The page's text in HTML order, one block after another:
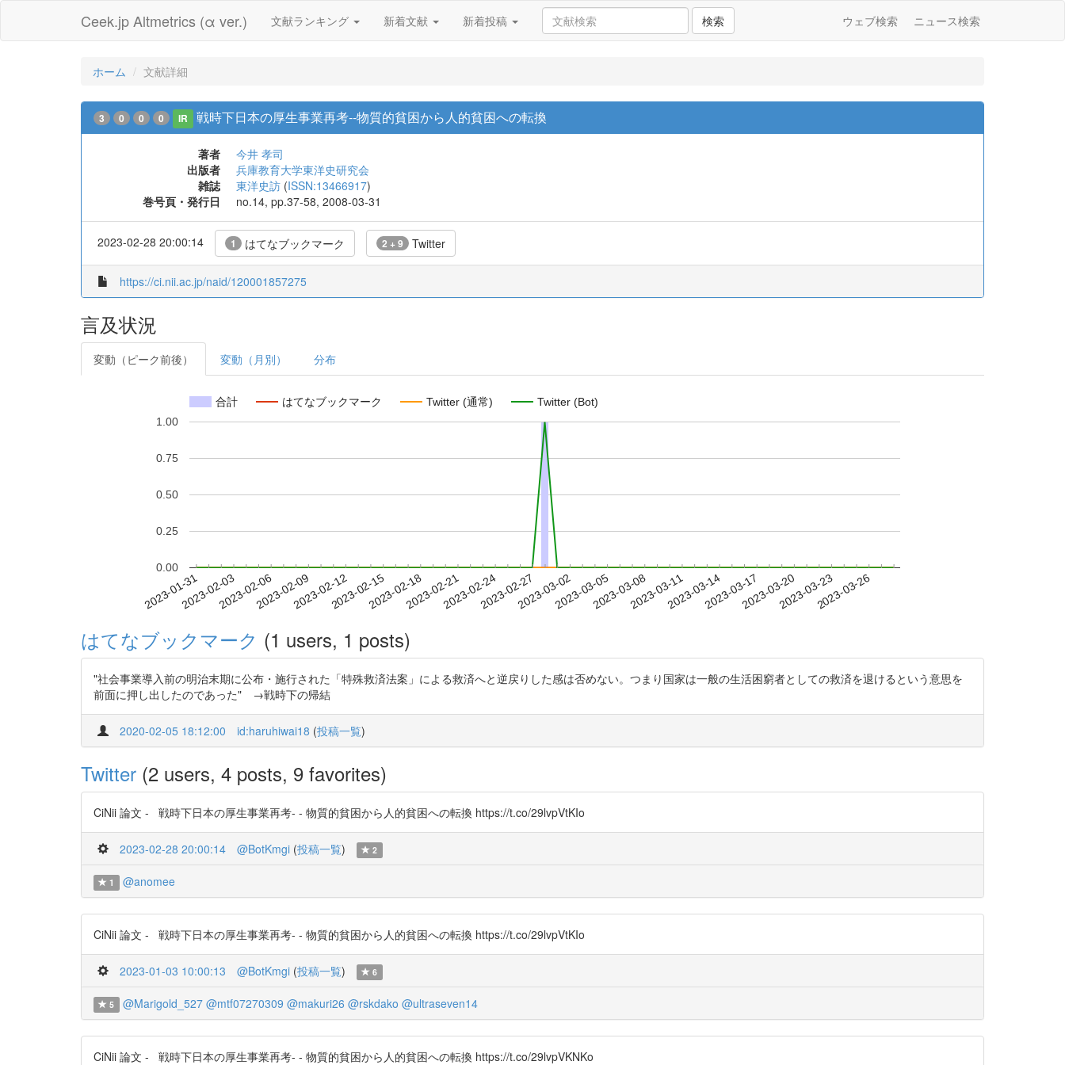
Ceek.jp Altmetrics (α ver.) 文献ランキング 新着文献 新着投稿 検索 ウェブ検索 ニュース検索
ホーム 文献詳細
3 0 0 0 IR 戦時下日本の厚生事業再考--物質的貧困から人的貧困への転換
著者
今井 孝司
出版者
兵庫教育大学東洋史研究会
雑誌
東洋史訪 (ISSN:13466917)
巻号頁・発行日
no.14, pp.37-58, 2008-03-31
2023-02-28 20:00:14 1 はてなブックマーク 2 + 9 Twitter
https://ci.nii.ac.jp/naid/120001857275
言及状況
変動（ピーク前後） 変動（月別） 分布
合計 はてなブックマーク Twitter (通常) Twitter (Bot)
2023-01-312023-02-032023-02-062023-02-092023-02-122023-02-152023-02-182023-02-212023-02-242023-02-272023-03-022023-03-052023-03-082023-03-112023-03-142023-03-172023-03-202023-03-232023-03-26
0.00
0.25
0.50
0.75
1.00
はてなブックマーク (1 users, 1 posts)
"社会事業導入前の明治末期に公布・施行された「特殊救済法案」による救済へと逆戻りした感は否めない。つまり国家は一般の生活困窮者としての救済を退けるという意思を
前面に押し出したのであった" →戦時下の帰結
2020-02-05 18:12:00 id:haruhiwai18 (投稿一覧)
Twitter (2 users, 4 posts, 9 favorites)
CiNii 論文 - 戦時下日本の厚生事業再考- - 物質的貧困から人的貧困への転換 https://t.co/29lvpVtKIo
2023-02-28 20:00:14 @BotKmgi (投稿一覧) 2
1 @anomee
CiNii 論文 - 戦時下日本の厚生事業再考- - 物質的貧困から人的貧困への転換 https://t.co/29lvpVtKIo
2023-01-03 10:00:13 @BotKmgi (投稿一覧) 6
5 @Marigold_527 @mtf07270309 @makuri26 @rskdako @ultraseven14
CiNii 論文 - 戦時下日本の厚生事業再考- - 物質的貧困から人的貧困への転換 https://t.co/29lvpVKNKo